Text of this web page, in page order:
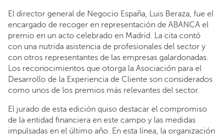
El director general de Negocio España, Luis Beraza, fue el
encargado de recoger en representación de ABANCA el
premio en un acto celebrado en Madrid. La cita contó
con una nutrida asistencia de profesionales del sector y
con otros representantes de las empresas galardonadas.
Los reconocimientos que otorga la Asociación para el
Desarrollo de la Experiencia de Cliente son considerados
como unos de los premios más relevantes del sector.
El jurado de esta edición quiso destacar el compromiso
de la entidad financiera en este campo y las medidas
impulsadas en el último año. En esta línea, la organización